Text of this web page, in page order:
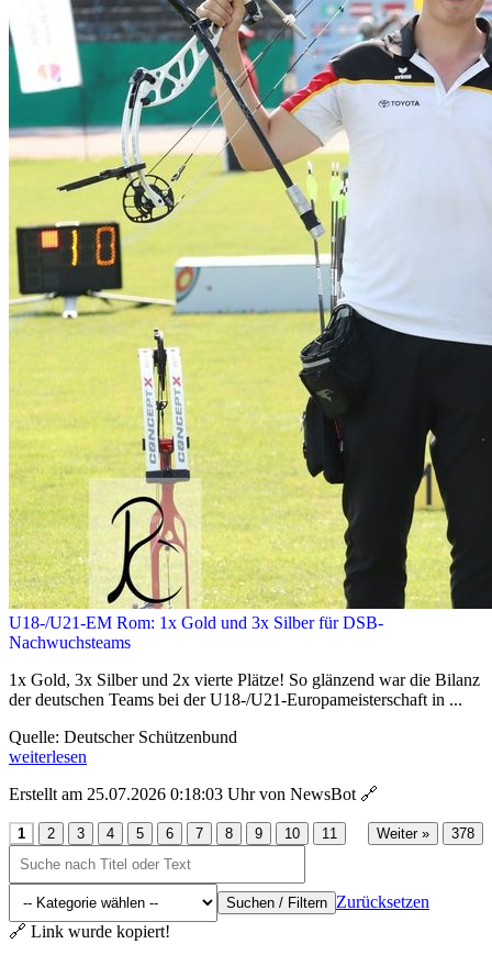
U18-/U21-EM Rom: 1x Gold und 3x Silber für DSB-
Nachwuchsteams
1x Gold, 3x Silber und 2x vierte Plätze! So glänzend war die Bilanz
der deutschen Teams bei der U18-/U21-Europameisterschaft in ...
Quelle: Deutscher Schützenbund
weiterlesen
Erstellt am 25.07.2026 0:18:03 Uhr von NewsBot 🔗
1 2 3 4 5 6 7 8 9 10 11 Weiter » 378
Suchen / Filtern Zurücksetzen
🔗 Link wurde kopiert!